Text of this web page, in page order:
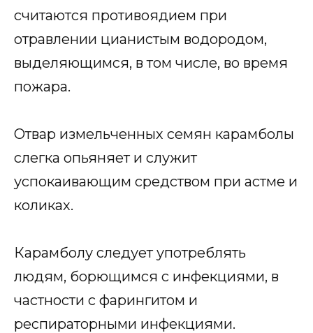
считаются противоядием при
отравлении цианистым водородом,
выделяющимся, в том числе, во время
пожара.
Отвар измельченных семян карамболы
слегка опьяняет и служит
успокаивающим средством при астме и
коликах.
Карамболу следует употреблять
людям, борющимся с инфекциями, в
частности с фарингитом и
респираторными инфекциями.